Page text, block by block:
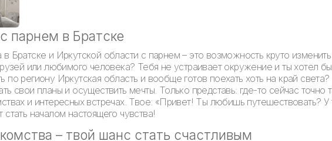
парнем в Братске
в Братске и Иркутской области с парнем – это возможность круто
или любимого человека? Тебя не устраивает окружение и ты хотел
по региону Иркутская область и вообще готов поехать хоть на край
свои планы и осуществить мечты. Только представь: где-то сейчас
и интересных встречах. Твое: «Привет! Ты любишь путешествовать?
началом настоящего чувства!
– твой шанс стать счастливым